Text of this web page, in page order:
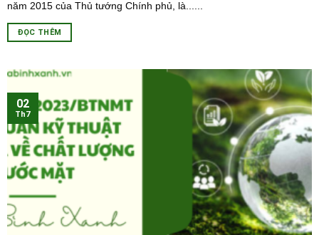
năm 2015 của Thủ tướng Chính phủ, là......
ĐỌC THÊM
02
Th7